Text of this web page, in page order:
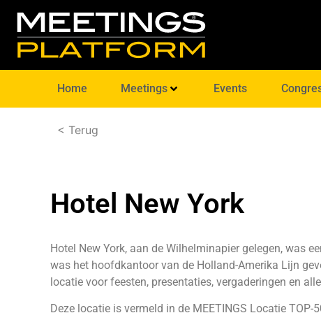
Home Meetings Events
< Terug
Hotel New York
Hotel New York, aan de Wilhelminapier gelegen, was
was het hoofdkantoor van de Holland-Amerika Lijn
locatie voor feesten, presentaties, vergaderingen en
Deze locatie is vermeld in de MEETINGS Locatie TOP-